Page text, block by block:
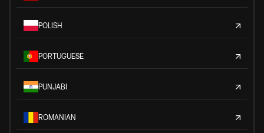
POLISH
PORTUGUESE
PUNJABI
ROMANIAN